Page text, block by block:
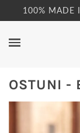
100% MADE
OSTUNI -